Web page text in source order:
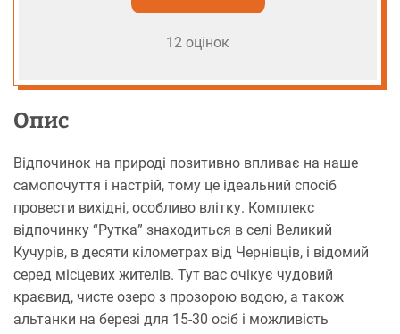
12 оцінок
Опис
Відпочинок на природі позитивно впливає на наше
самопочуття і настрій, тому це ідеальний спосіб
провести вихідні, особливо влітку. Комплекс
відпочинку “Рутка” знаходиться в селі Великий
Кучурів, в десяти кілометрах від Чернівців, і відомий
серед місцевих жителів. Тут вас очікує чудовий
краєвид, чисте озеро з прозорою водою, а також
альтанки на березі для 15-30 осіб і можливість